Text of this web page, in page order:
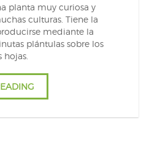
planta muy curiosa y
culturas. Tiene la
mediante la
plántulas sobre los
hojas.